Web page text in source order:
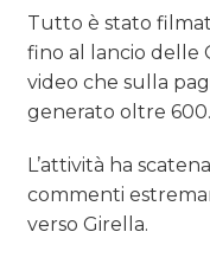
Tutto è stato
fino al lancio delle
video che sulla
generato oltre
L’attività ha
commenti
verso Girella.